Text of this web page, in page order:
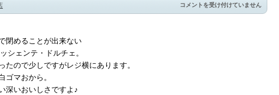
や
め
コメントを受け付けていません
閉めることが出来ない
シェンテ・ドルチェ。
たので少しですがレジ横にあります。
ゴマおから。
深いおいしさですよ♪